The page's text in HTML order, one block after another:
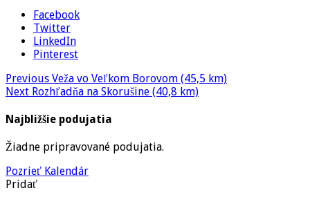
Facebook
Twitter
LinkedIn
Pinterest
Previous Veža vo Veľkom Borovom (45,5 km)
Next Rozhľadňa na Skorušine (40,8 km)
Najbližšie podujatia
Žiadne pripravované podujatia.
Pozrieť Kalendár
Pridať